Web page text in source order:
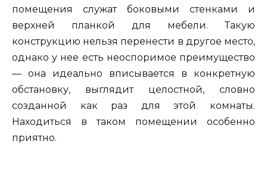
помещения служат боковыми стенками и
верхней планкой для мебели. Такую
конструкцию нельзя перенести в другое место,
однако у нее есть неоспоримое преимущество
— она идеально вписывается в конкретную
обстановку, выглядит целостной, словно
созданной как раз для этой комнаты.
Находиться в таком помещении особенно
приятно.